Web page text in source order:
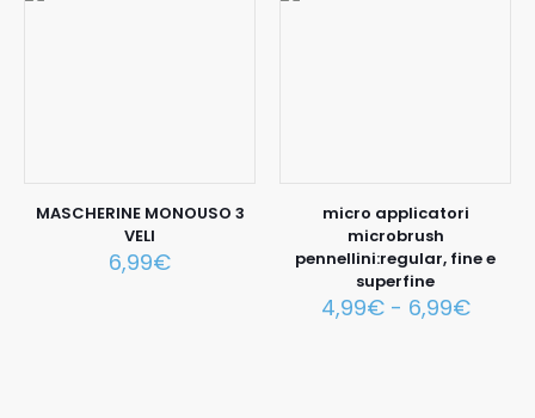
MASCHERINE MONOUSO 3
VELI
6,99€
micro applicatori
microbrush
pennellini:regular, fine e
superfine
4,99€ - 6,99€